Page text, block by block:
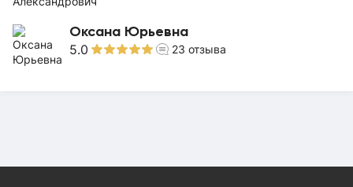
Оксана Юрьевна
5.0 23 отзыва